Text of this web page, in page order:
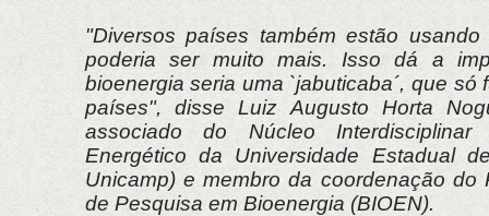
"Diversos países também estão
poderia ser muito mais. Isso dá a
bioenergia seria uma `jabuticaba´, que só
países", disse Luiz Augusto Horta
associado do Núcleo Interdisciplinar
Energético da Universidade Estadual
Unicamp) e membro da coordenação do
de Pesquisa em Bioenergia (BIOEN).